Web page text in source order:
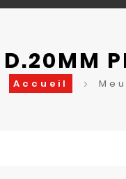
D.20MM
Accueil